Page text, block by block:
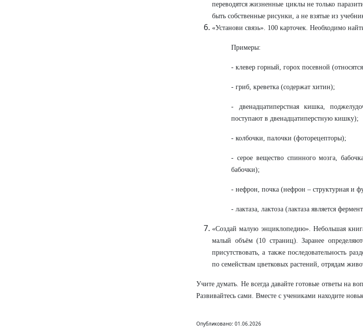
переводятся жизненные циклы не только
быть собственные рисунки, а не взятые из
«Установи связь». 100 карточек. Необходимо
Примеры:
- клевер горный, горох посевной
- гриб, креветка (содержат хитин);
- двенадцатиперстная кишка,
поступают в двенадцатиперстную кишку);
- колбочки, палочки (фоторецепторы);
- серое вещество спинного мозга,
бабочки);
- нефрон, почка (нефрон – структурная и
- лактаза, лактоза (лактаза является
«Создай малую энциклопедию». Небольшая
малый объём (10 страниц). Заранее
присутствовать, а также последовательность
по семействам цветковых растений, отрядам
Учите думать. Не всегда давайте готовые ответы на
Развивайтесь сами. Вместе с учениками находите
Опубликовано: 01.06.2026